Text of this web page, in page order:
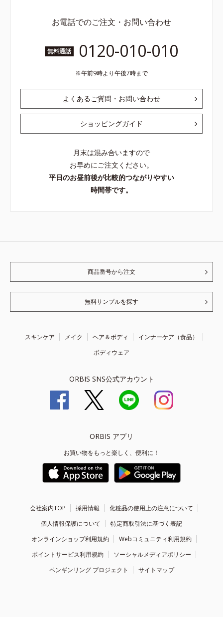
お電話でのご注文・お問い合わせ
無料通話 0120-010-010
午前9時より午後7時まで
よくあるご質問・お問い合わせ
ショッピングガイド
月末は混み合いますので
お早めにご注文ください。
平日のお昼前後が比較的つながりやすい
時間帯です。
商品番号から注文
無料サンプルを探す
スキンケア メイク ヘア＆ボディ
インナーケア（食品）
ボディウェア
ORBIS SNS公式アカウント
ORBIS アプリ
お買い物をもっと楽しく、便利に！
会社案内TOP 採用情報
化粧品の使用上の注意について
個人情報保護について
特定商取引法に基づく表記
オンラインショップ利用規約
Webコミュニティ利用規約
ポイントサービス利用規約
ソーシャルメディアポリシー
ペンギンリング プロジェクト
サイトマップ